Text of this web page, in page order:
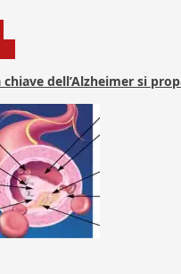
dell’Alzheimer si